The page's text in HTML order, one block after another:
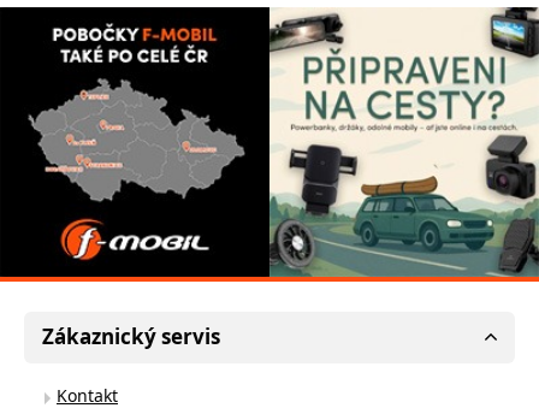
Zákaznický servis
Kontakt